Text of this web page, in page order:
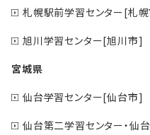
札幌駅前学習センター[札
旭川学習センター[旭川市]
宮城県
仙台学習センター[仙台市]
仙台第二学習センター・仙